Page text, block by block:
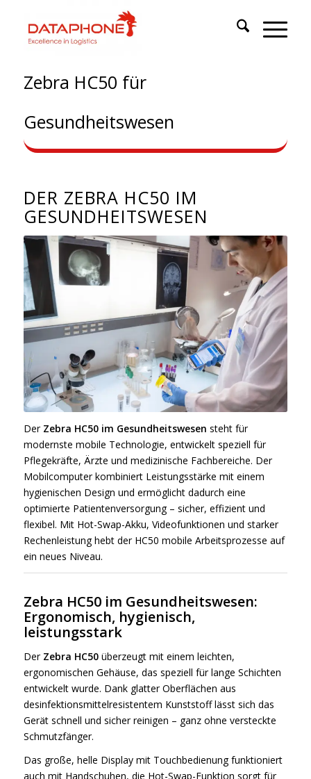
Zebra HC50 für
Gesundheitswesen
DER ZEBRA HC50 IM
GESUNDHEITSWESEN
Der Zebra HC50 im Gesundheitswesen steht für
modernste mobile Technologie, entwickelt speziell für
Pflegekräfte, Ärzte und medizinische Fachbereiche. Der
Mobilcomputer kombiniert Leistungsstärke mit einem
hygienischen Design und ermöglicht dadurch eine
optimierte Patientenversorgung – sicher, effizient und
flexibel. Mit Hot-Swap-Akku, Videofunktionen und starker
Rechenleistung hebt der HC50 mobile Arbeitsprozesse auf
ein neues Niveau.
Zebra HC50 im Gesundheitswesen:
Ergonomisch, hygienisch,
leistungsstark
Der Zebra HC50 überzeugt mit einem leichten,
ergonomischen Gehäuse, das speziell für lange Schichten
entwickelt wurde. Dank glatter Oberflächen aus
desinfektionsmittelresistentem Kunststoff lässt sich das
Gerät schnell und sicher reinigen – ganz ohne versteckte
Schmutzfänger.
Das große, helle Display mit Touchbedienung funktioniert
auch mit Handschuhen, die Hot-Swap-Funktion sorgt für